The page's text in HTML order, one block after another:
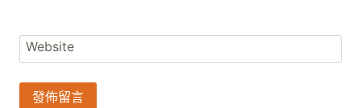
Website